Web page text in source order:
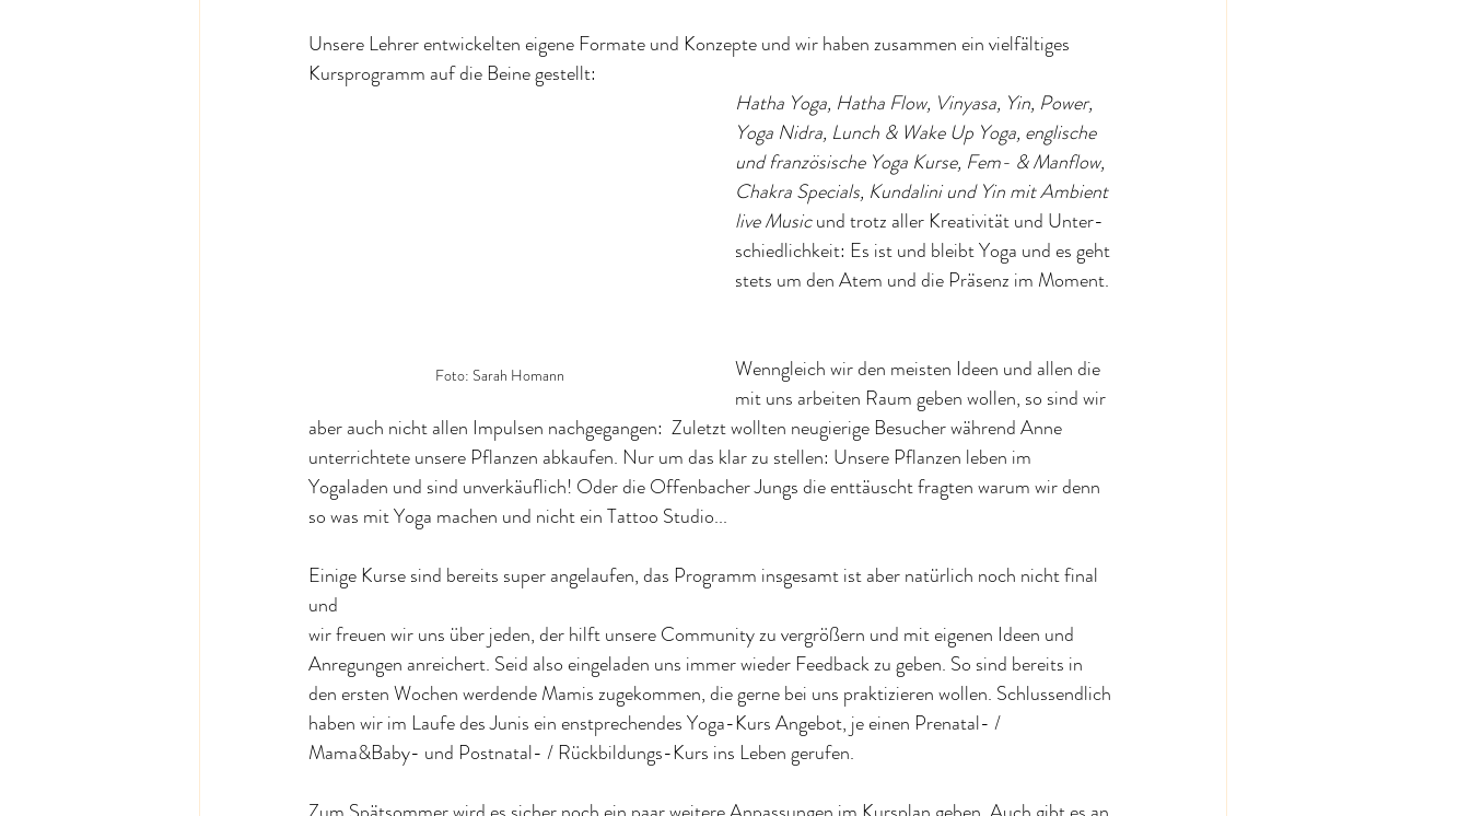
Unsere Lehrer entwickelten eigene Formate und Konzepte und wir haben zusammen ein vielfältiges
Kursprogramm auf die Beine gestellt:
Foto: Sarah Homann
Hatha Yoga, Hatha Flow, Vinyasa, Yin, Power,
Yoga Nidra, Lunch & Wake Up Yoga, englische
und französische Yoga Kurse, Fem- & Manflow,
Chakra Specials, Kundalini und Yin mit Ambient
live Music und trotz aller Kreativität und Unter-
schiedlichkeit: Es ist und bleibt Yoga und es geht
stets um den Atem und die Präsenz im Moment.
Wenngleich wir den meisten Ideen und allen die
mit uns arbeiten Raum geben wollen, so sind wir
aber auch nicht allen Impulsen nachgegangen:  Zuletzt wollten neugierige Besucher während Anne
unterrichtete unsere Pflanzen abkaufen. Nur um das klar zu stellen: Unsere Pflanzen leben im
Yogaladen und sind unverkäuflich! Oder die Offenbacher Jungs die enttäuscht fragten warum wir denn
so was mit Yoga machen und nicht ein Tattoo Studio...
Einige Kurse sind bereits super angelaufen, das Programm insgesamt ist aber natürlich noch nicht final
und
wir freuen wir uns über jeden, der hilft unsere Community zu vergrößern und mit eigenen Ideen und
Anregungen anreichert. Seid also eingeladen uns immer wieder Feedback zu geben. So sind bereits in
den ersten Wochen werdende Mamis zugekommen, die gerne bei uns praktizieren wollen. Schlussendlich
haben wir im Laufe des Junis ein enstprechendes Yoga-Kurs Angebot, je einen Prenatal- /
Mama&Baby- und Postnatal- / Rückbildungs-Kurs ins Leben gerufen.